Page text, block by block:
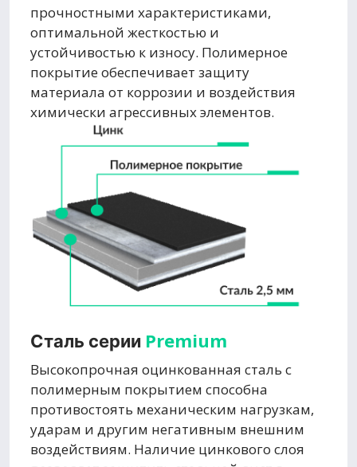
прочностными характеристиками,
оптимальной жесткостью и
устойчивостью к износу. Полимерное
покрытие обеспечивает защиту
материала от коррозии и воздействия
химически агрессивных элементов.
Сталь серии Premium
Высокопрочная оцинкованная сталь с
полимерным покрытием способна
противостоять механическим нагрузкам,
ударам и другим негативным внешним
воздействиям. Наличие цинкового слоя